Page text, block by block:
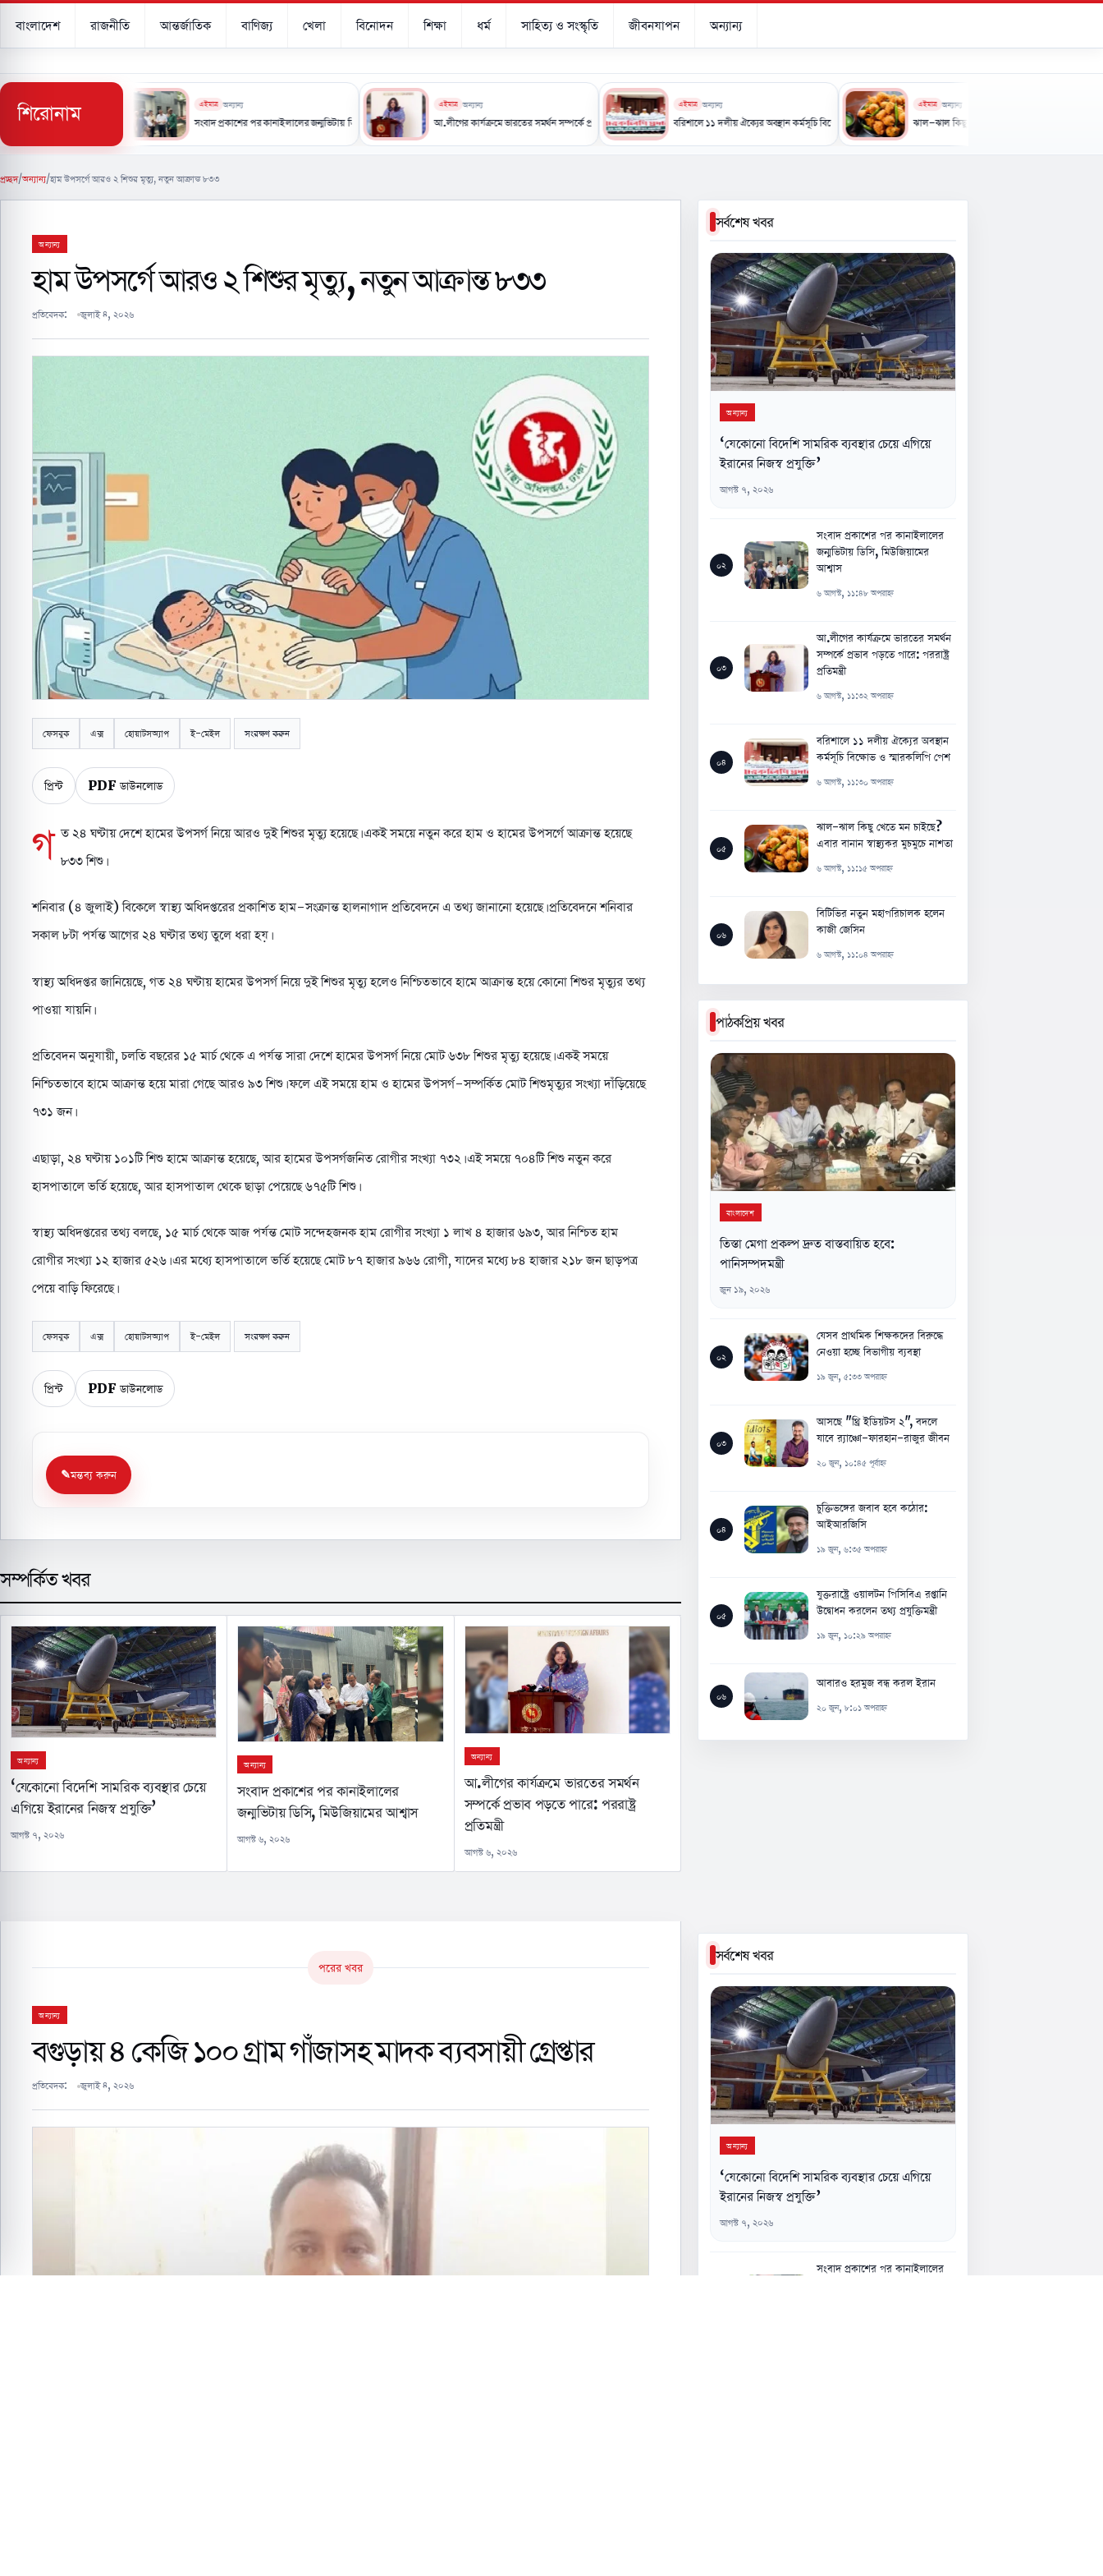
বাংলাদেশ রাজনীতি আন্তর্জাতিক বাণিজ্য খেলা বিনোদন শিক্ষা ধর্ম সাহিত্য ও সংস্কৃতি জীবনযাপন অন্যান্য
শিরোনাম
চেয়ে এগিয়ে ইরানের নিজস্ব প্রযুক্তি’
এইমাত্র অন্যান্য
সংবাদ প্রকাশের পর কানাইলালের জন্মভিটায় ডিসি, মিউজিয়ামের আশ্বাস
এইমাত্র অন্যান্য
আ.লীগের কার্যক্রমে ভারতের সমর্থন সম্পর্কে প্রভাব পড়তে পারে: পররাষ্ট্র প্রতিমন্ত্রী
এইমাত্র অন্যান্য
বরিশালে ১১ দলীয় ঐক্যের অবস্থান কর্মসূচি বিক্ষোভ ও স্মারকলিপি পেশ
এইমাত্র অন্যান্য
ঝাল-ঝাল কিছু খেতে মন চাইছে? এবার বানান স্বাস্থ্যকর মুচমুচে নাশতা
প্রচ্ছদ/অন্যান্য/হাম উপসর্গে আরও ২ শিশুর মৃত্যু, নতুন আক্রান্ত ৮৩৩
অন্যান্য
হাম উপসর্গে আরও ২ শিশুর মৃত্যু, নতুন আক্রান্ত ৮৩৩
প্রতিবেদক: জুলাই ৪, ২০২৬
ফেসবুক এক্স হোয়াটসঅ্যাপ ই-মেইল সংরক্ষণ করুন
প্রিন্ট PDF ডাউনলোড
গ ত ২৪ ঘণ্টায় দেশে হামের উপসর্গ নিয়ে আরও দুই শিশুর মৃত্যু হয়েছে। একই সময়ে নতুন করে হাম ও হামের উপসর্গে আক্রান্ত হয়েছে
৮৩৩ শিশু।
শনিবার (৪ জুলাই) বিকেলে স্বাস্থ্য অধিদপ্তরের প্রকাশিত হাম-সংক্রান্ত হালনাগাদ প্রতিবেদনে এ তথ্য জানানো হয়েছে। প্রতিবেদনে শনিবার
সকাল ৮টা পর্যন্ত আগের ২৪ ঘণ্টার তথ্য তুলে ধরা হয়।
স্বাস্থ্য অধিদপ্তর জানিয়েছে, গত ২৪ ঘণ্টায় হামের উপসর্গ নিয়ে দুই শিশুর মৃত্যু হলেও নিশ্চিতভাবে হামে আক্রান্ত হয়ে কোনো শিশুর মৃত্যুর তথ্য
পাওয়া যায়নি।
প্রতিবেদন অনুযায়ী, চলতি বছরের ১৫ মার্চ থেকে এ পর্যন্ত সারা দেশে হামের উপসর্গ নিয়ে মোট ৬৩৮ শিশুর মৃত্যু হয়েছে। একই সময়ে
নিশ্চিতভাবে হামে আক্রান্ত হয়ে মারা গেছে আরও ৯৩ শিশু। ফলে এই সময়ে হাম ও হামের উপসর্গ-সম্পর্কিত মোট শিশুমৃত্যুর সংখ্যা দাঁড়িয়েছে
৭৩১ জন।
এছাড়া, ২৪ ঘণ্টায় ১০১টি শিশু হামে আক্রান্ত হয়েছে, আর হামের উপসর্গজনিত রোগীর সংখ্যা ৭৩২। এই সময়ে ৭০৪টি শিশু নতুন করে
হাসপাতালে ভর্তি হয়েছে, আর হাসপাতাল থেকে ছাড়া পেয়েছে ৬৭৫টি শিশু।
স্বাস্থ্য অধিদপ্তরের তথ্য বলছে, ১৫ মার্চ থেকে আজ পর্যন্ত মোট সন্দেহজনক হাম রোগীর সংখ্যা ১ লাখ ৪ হাজার ৬৯৩, আর নিশ্চিত হাম
রোগীর সংখ্যা ১২ হাজার ৫২৬। এর মধ্যে হাসপাতালে ভর্তি হয়েছে মোট ৮৭ হাজার ৯৬৬ রোগী, যাদের মধ্যে ৮৪ হাজার ২১৮ জন ছাড়পত্র
পেয়ে বাড়ি ফিরেছে।
ফেসবুক এক্স হোয়াটসঅ্যাপ ই-মেইল সংরক্ষণ করুন
প্রিন্ট PDF ডাউনলোড
মন্তব্য করুন
সম্পর্কিত খবর
অন্যান্য
‘যেকোনো বিদেশি সামরিক ব্যবস্থার চেয়ে
এগিয়ে ইরানের নিজস্ব প্রযুক্তি’
আগস্ট ৭, ২০২৬
অন্যান্য
সংবাদ প্রকাশের পর কানাইলালের
জন্মভিটায় ডিসি, মিউজিয়ামের আশ্বাস
আগস্ট ৬, ২০২৬
অন্যান্য
আ.লীগের কার্যক্রমে ভারতের সমর্থন
সম্পর্কে প্রভাব পড়তে পারে: পররাষ্ট্র
প্রতিমন্ত্রী
আগস্ট ৬, ২০২৬
সর্বশেষ খবর
অন্যান্য
‘যেকোনো বিদেশি সামরিক ব্যবস্থার চেয়ে এগিয়ে
ইরানের নিজস্ব প্রযুক্তি’
আগস্ট ৭, ২০২৬
০২
সংবাদ প্রকাশের পর কানাইলালের
জন্মভিটায় ডিসি, মিউজিয়ামের
আশ্বাস
৬ আগস্ট, ১১:৪৮ অপরাহ্ন
০৩
আ.লীগের কার্যক্রমে ভারতের সমর্থন
সম্পর্কে প্রভাব পড়তে পারে: পররাষ্ট্র
প্রতিমন্ত্রী
৬ আগস্ট, ১১:৩২ অপরাহ্ন
০৪
বরিশালে ১১ দলীয় ঐক্যের অবস্থান
কর্মসূচি বিক্ষোভ ও স্মারকলিপি পেশ
৬ আগস্ট, ১১:৩০ অপরাহ্ন
০৫
ঝাল-ঝাল কিছু খেতে মন চাইছে?
এবার বানান স্বাস্থ্যকর মুচমুচে নাশতা
৬ আগস্ট, ১১:১৫ অপরাহ্ন
০৬
বিটিভির নতুন মহাপরিচালক হলেন
কাজী জেসিন
৬ আগস্ট, ১১:০৪ অপরাহ্ন
পাঠকপ্রিয় খবর
বাংলাদেশ
তিস্তা মেগা প্রকল্প দ্রুত বাস্তবায়িত হবে:
পানিসম্পদমন্ত্রী
জুন ১৯, ২০২৬
০২
যেসব প্রাথমিক শিক্ষকদের বিরুদ্ধে
নেওয়া হচ্ছে বিভাগীয় ব্যবস্থা
১৯ জুন, ৫:৩৩ অপরাহ্ন
০৩
আসছে "থ্রি ইডিয়টস ২", বদলে
যাবে র‍্যাঞ্চো-ফারহান-রাজুর জীবন
২০ জুন, ১০:৪৫ পূর্বাহ্ন
০৪
চুক্তিভঙ্গের জবাব হবে কঠোর:
আইআরজিসি
১৯ জুন, ৬:৩৫ অপরাহ্ন
০৫
যুক্তরাষ্ট্রে ওয়ালটন পিসিবিএ রপ্তানি
উদ্বোধন করলেন তথ্য প্রযুক্তিমন্ত্রী
১৯ জুন, ১০:২৯ অপরাহ্ন
০৬
আবারও হরমুজ বন্ধ করল ইরান
২০ জুন, ৮:০১ অপরাহ্ন
পরের খবর
অন্যান্য
বগুড়ায় ৪ কেজি ১০০ গ্রাম গাঁজাসহ মাদক ব্যবসায়ী গ্রেপ্তার
প্রতিবেদক: জুলাই ৪, ২০২৬
সর্বশেষ খবর
অন্যান্য
‘যেকোনো বিদেশি সামরিক ব্যবস্থার চেয়ে এগিয়ে
ইরানের নিজস্ব প্রযুক্তি’
আগস্ট ৭, ২০২৬
সংবাদ প্রকাশের পর কানাইলালের